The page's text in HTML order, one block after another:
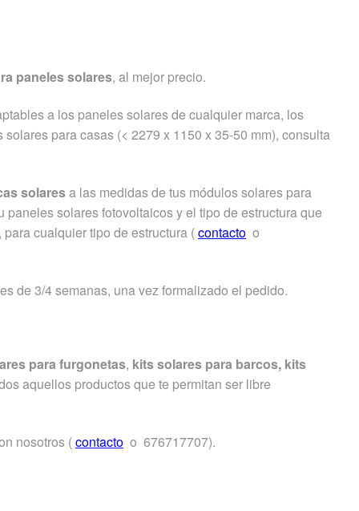
paneles solares, al mejor precio.
a los paneles solares de cualquier marca, los
para casas (< 2279 x 1150 x 35-50 mm), consulta
solaresa las medidas de tus módulos solares para
solares fotovoltaicos y el tipo de estructura que
cualquier tipo de estructura (contacto o
de 3/4 semanas, una vez formalizado el pedido.
para furgonetas, kits solares para barcos, kits
aquellos productos que te permitan ser libre
nosotros (contacto o 676717707).